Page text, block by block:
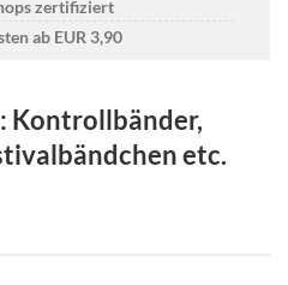
zertifiziert
ab EUR 3,90
Kontrollbänder,
etc.